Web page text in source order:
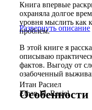
Книга впервые
охраняла долгое
уровня мыслить как
проблем.
В этой книге я
описываю
фактов. Выгоду от
озабоченный
Особенности
Развернуть описание
Итан Расиел
Ethan M. Rasiel